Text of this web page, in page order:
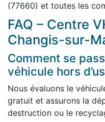
(77660) et toutes les
FAQ – Centre
Changis-sur-
Comment se
véhicule hors
Nous évaluons le
gratuit et assurons la
destruction ou le